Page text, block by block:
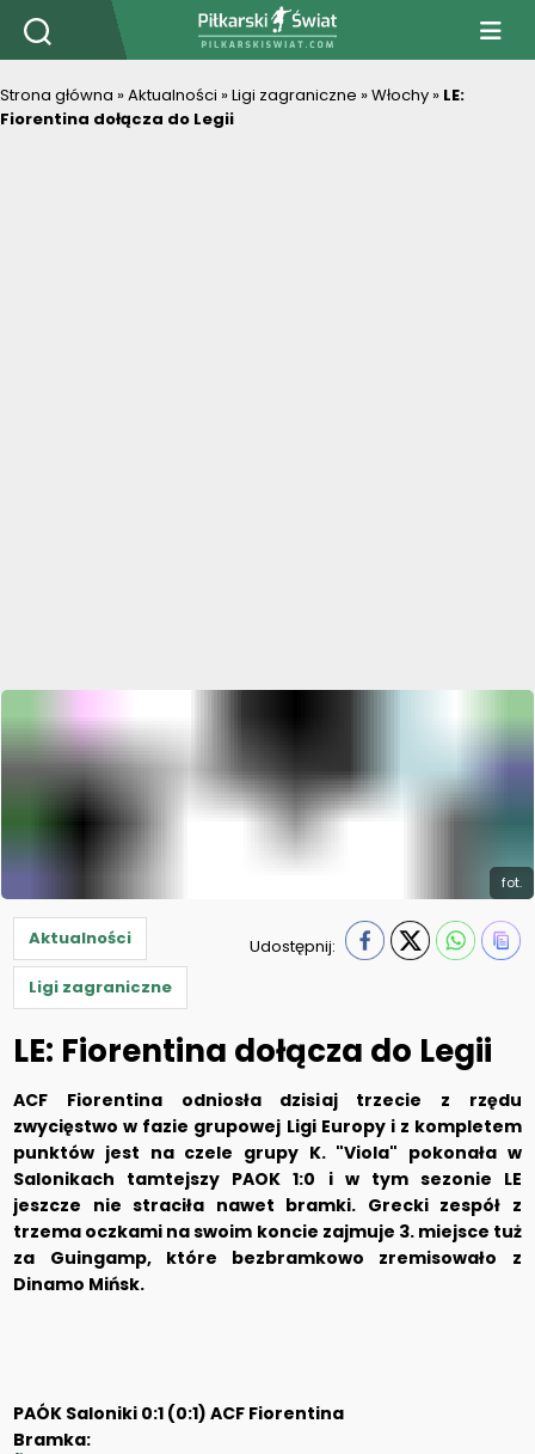
PiłkarskiSwiat.com
Strona główna »Aktualności »Ligi zagraniczne »Włochy » LE:
Fiorentina dołącza do Legii
fot.
Aktualności
Ligi zagraniczne
Udostępnij:
LE: Fiorentina dołącza do Legii
ACF Fiorentina odniosła dzisiaj trzecie z rzędu
zwycięstwo w fazie grupowej Ligi Europy i z kompletem
punktów jest na czele grupy K. "Viola" pokonała w
Salonikach tamtejszy PAOK 1:0 i w tym sezonie LE
jeszcze nie straciła nawet bramki. Grecki zespół z
trzema oczkami na swoim koncie zajmuje 3. miejsce tuż
za Guingamp, które bezbramkowo zremisowało z
Dinamo Mińsk.
PAÓK Saloniki 0:1 (0:1) ACF Fiorentina
Bramka: